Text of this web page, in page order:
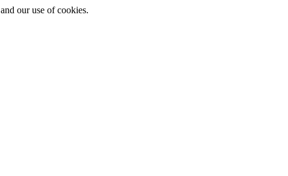
and our use of cookies.